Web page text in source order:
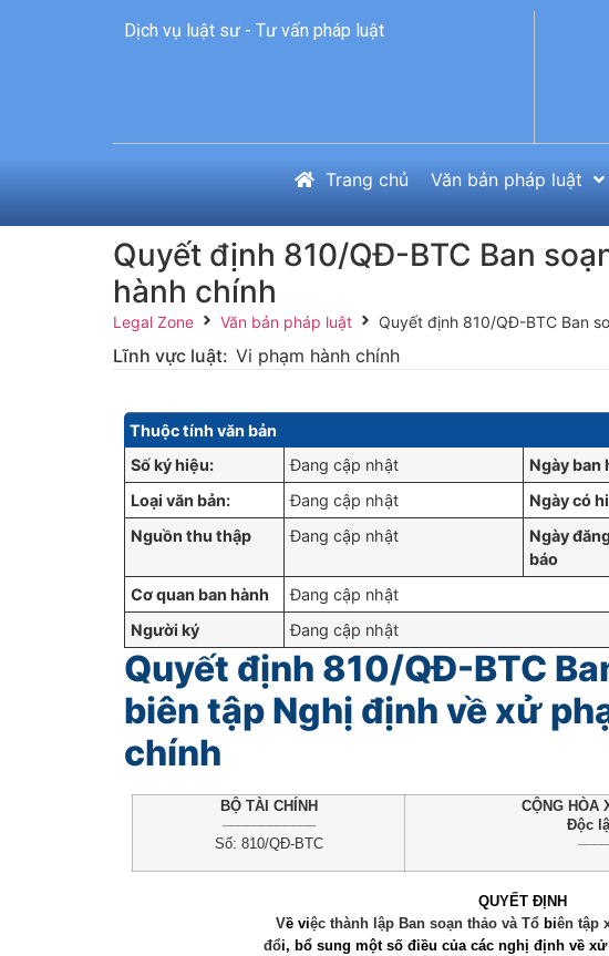
Dịch vụ luật sư - Tư vấn pháp luật
Trang chủ Văn bản pháp luật
Quyết định 810/QĐ-BTC Ban
hành chính
Legal Zone Văn bản pháp luật Quyết định 810/QĐ-BTC Ban
Lĩnh vực luật: Vi phạm hành chính
Thuộc tính văn bản
Số ký hiệu:
Đang cập nhật Ngày ban
Loại văn bản:
Đang cập nhật Ngày có
Nguồn thu thập
Đang cập nhật
Ngày
báo
Cơ quan ban hành
Đang cập nhật
Người ký
Đang cập nhật
Quyết định 810/QĐ-BTC
biên tập Nghị định về xử
chính
BỘ TÀI CHÍNH
____________
Số: 810/QĐ-BTC
CỘNG HÒA
Độc
QUYẾT ĐỊNH
Về việc thành lập Ban soạn thảo và Tổ biên tập
đổi, bổ sung một số điều của các nghị định về